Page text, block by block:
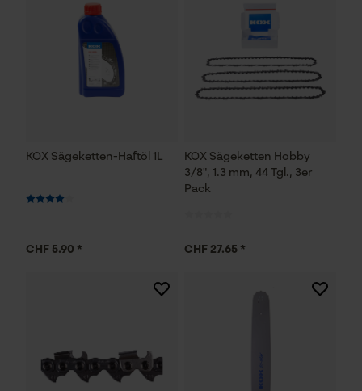
KOX Sägeketten-Haftöl 1L
CHF 5.90 *
KOX Sägeketten Hobby
3/8", 1.3 mm, 44 Tgl., 3er
Pack
CHF 27.65 *